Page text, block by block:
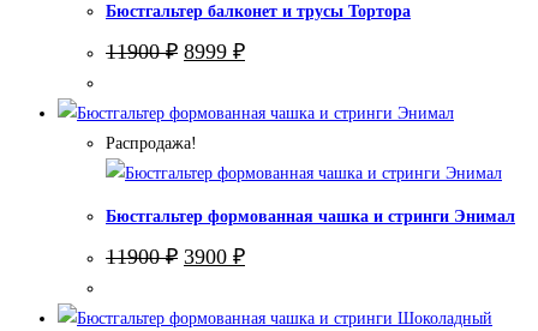
Бюстгальтер балконет и трусы Тортора
11900₽ Первоначальная
цена
11900 ₽.
8999 ₽Текущая
цена:
Распродажа!
Бюстгальтер формованная чашка и стринги Энимал
11900₽ Первоначальная
цена
11900 ₽.
3900 ₽Текущая
цена: